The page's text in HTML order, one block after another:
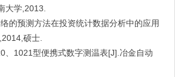
大学,2013.
的预测方法在投资统计数据分析中的应用
硕士.
、1021型便携式数字测温表[J].冶金自动